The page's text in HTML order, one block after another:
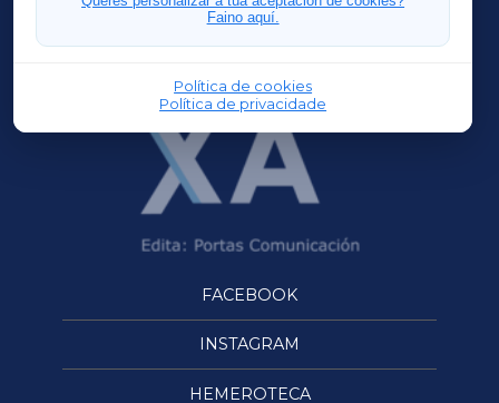
Faino aquí.
Política de cookies
Política de privacidade
OURENSEXA
FACEBOOK
INSTAGRAM
HEMEROTECA